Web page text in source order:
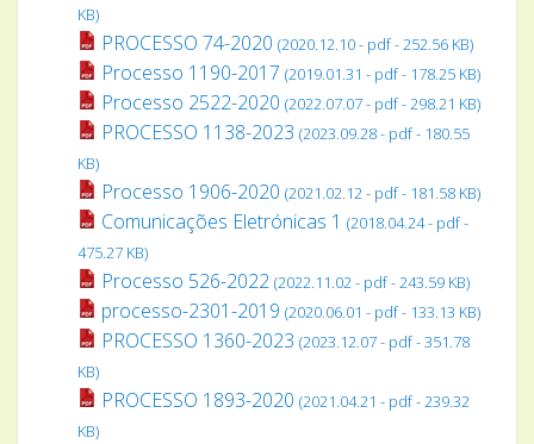
KB)
PROCESSO 74-2020 (2020.12.10 - pdf - 252.56 KB)
Processo 1190-2017 (2019.01.31 - pdf - 178.25 KB)
Processo 2522-2020 (2022.07.07 - pdf - 298.21 KB)
PROCESSO 1138-2023 (2023.09.28 - pdf - 180.55
KB)
Processo 1906-2020 (2021.02.12 - pdf - 181.58 KB)
Comunicações Eletrónicas 1 (2018.04.24 - pdf -
475.27 KB)
Processo 526-2022 (2022.11.02 - pdf - 243.59 KB)
processo-2301-2019 (2020.06.01 - pdf - 133.13 KB)
PROCESSO 1360-2023 (2023.12.07 - pdf - 351.78
KB)
PROCESSO 1893-2020 (2021.04.21 - pdf - 239.32
KB)